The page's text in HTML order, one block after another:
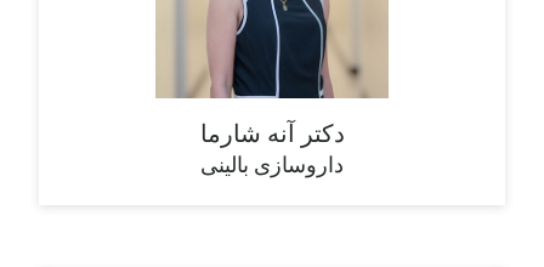
دکتر آنه شارما
داروسازی بالینی